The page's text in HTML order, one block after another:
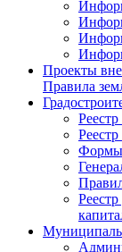
Проекты
Правила
Формы